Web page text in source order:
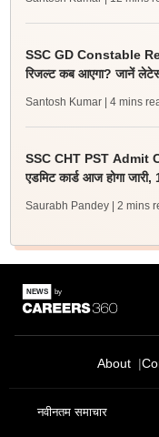
SSC GD Constable
रिजल्ट कब आएगा? जानें
Santosh Kumar | 4 mins
SSC CHT PST Admit
एडमिट कार्ड आज होगा जारी,
Saurabh Pandey | 2 mins
About
नवीनतम समाचार